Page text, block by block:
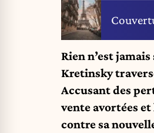
Rien n’est
Kretinsky
Accusant des
vente avortées
contre sa